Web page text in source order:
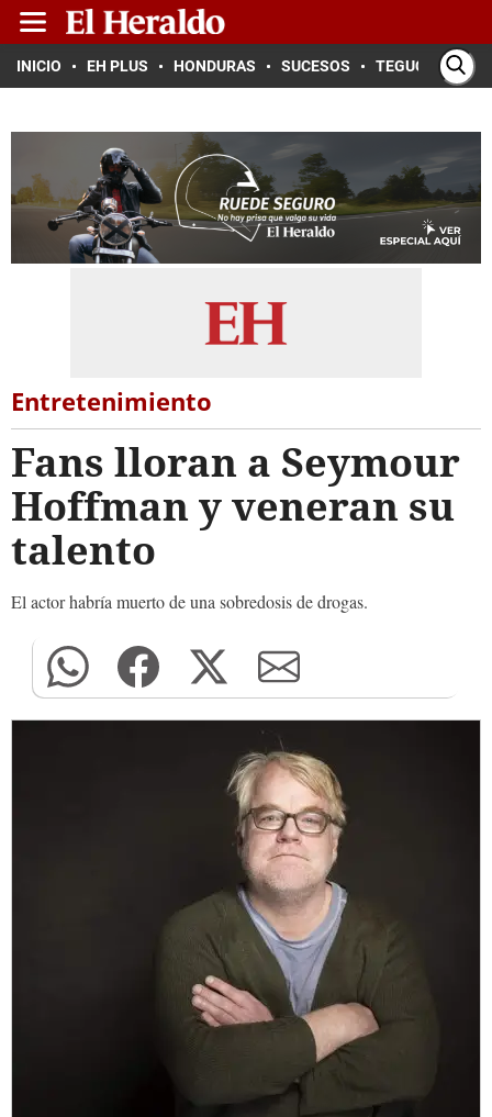
INICIO EH PLUS HONDURAS SUCESOS TEGUCIGALPA
Entretenimiento
Fans lloran a Seymour
Hoffman y veneran su
talento
El actor habría muerto de una sobredosis de drogas.